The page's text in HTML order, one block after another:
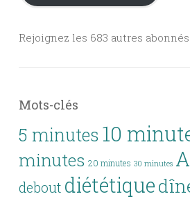
Rejoignez les 683 autres abonnés
Mots-clés
5 minutes 10
minutes 20 minutes 30 minutes
debout diététique